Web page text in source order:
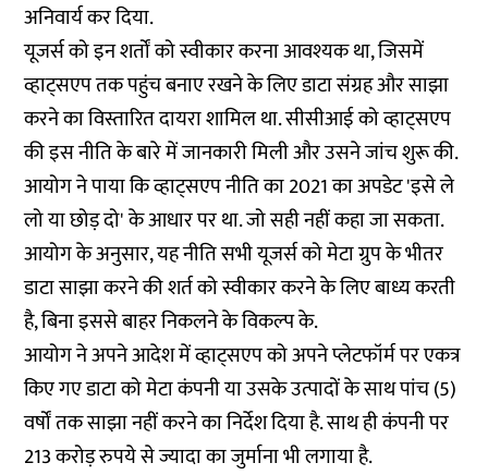
अनिवार्य कर दिया.
यूजर्स को इन शर्तों को स्वीकार करना आवश्यक था, जिसमें
व्हाट्सएप तक पहुंच बनाए रखने के लिए डाटा संग्रह और साझा
करने का विस्तारित दायरा शामिल था. सीसीआई को व्हाट्सएप
की इस नीति के बारे में जानकारी मिली और उसने जांच शुरू की.
आयोग ने पाया कि व्हाट्सएप नीति का 2021 का अपडेट 'इसे ले
लो या छोड़ दो' के आधार पर था. जो सही नहीं कहा जा सकता.
आयोग के अनुसार, यह नीति सभी यूजर्स को मेटा ग्रुप के भीतर
डाटा साझा करने की शर्त को स्वीकार करने के लिए बाध्य करती
है, बिना इससे बाहर निकलने के विकल्प के.
आयोग ने अपने आदेश में व्हाट्सएप को अपने प्लेटफॉर्म पर एकत्र
किए गए डाटा को मेटा कंपनी या उसके उत्पादों के साथ पांच (5)
वर्षों तक साझा नहीं करने का निर्देश दिया है. साथ ही कंपनी पर
213 करोड़ रुपये से ज्यादा का जुर्माना भी लगाया है.